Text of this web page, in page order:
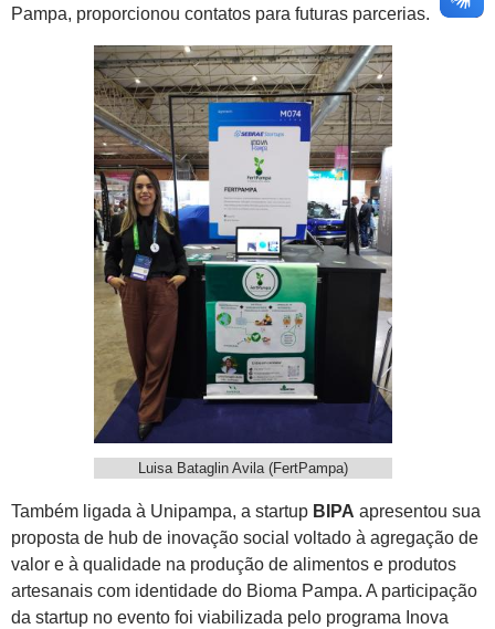
Pampa, proporcionou contatos para futuras parcerias.
Luisa Bataglin Avila (FertPampa)
Também ligada à Unipampa, a startup BIPA apresentou sua
proposta de hub de inovação social voltado à agregação de
valor e à qualidade na produção de alimentos e produtos
artesanais com identidade do Bioma Pampa. A participação
da startup no evento foi viabilizada pelo programa Inova